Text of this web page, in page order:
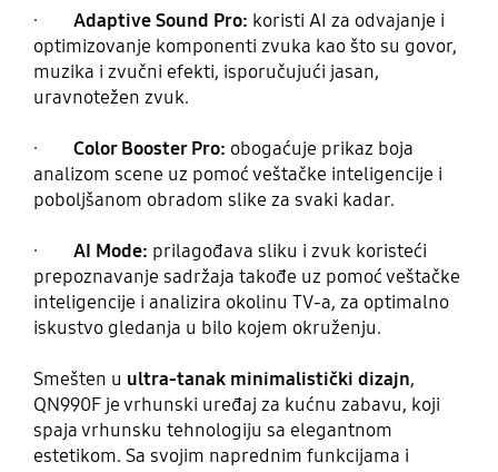
· Adaptive Sound Pro: koristi AI za odvajanje i
optimizovanje komponenti zvuka kao što su govor,
muzika i zvučni efekti, isporučujući jasan,
uravnotežen zvuk.
· Color Booster Pro: obogaćuje prikaz boja
analizom scene uz pomoć veštačke inteligencije i
poboljšanom obradom slike za svaki kadar.
· AI Mode: prilagođava sliku i zvuk koristeći
prepoznavanje sadržaja takođe uz pomoć veštačke
inteligencije i analizira okolinu TV-a, za optimalno
iskustvo gledanja u bilo kojem okruženju.
Smešten u ultra-tanak minimalistički dizajn,
QN990F je vrhunski uređaj za kućnu zabavu, koji
spaja vrhunsku tehnologiju sa elegantnom
estetikom. Sa svojim naprednim funkcijama i